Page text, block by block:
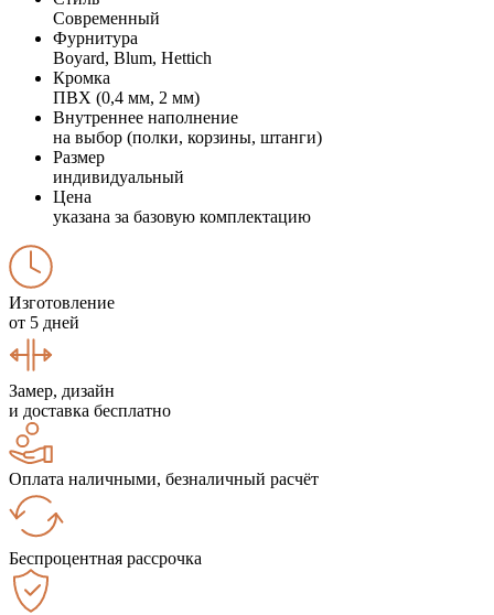
Современный
Фурнитура
Boyard, Blum, Hettich
Кромка
ПВХ (0,4 мм, 2 мм)
Внутреннее наполнение
на выбор (полки, корзины, штанги)
Размер
индивидуальный
Цена
указана за базовую комплектацию
Изготовление
от 5 дней
Замер, дизайн
и доставка бесплатно
Оплата наличными, безналичный расчёт
Беспроцентная рассрочка